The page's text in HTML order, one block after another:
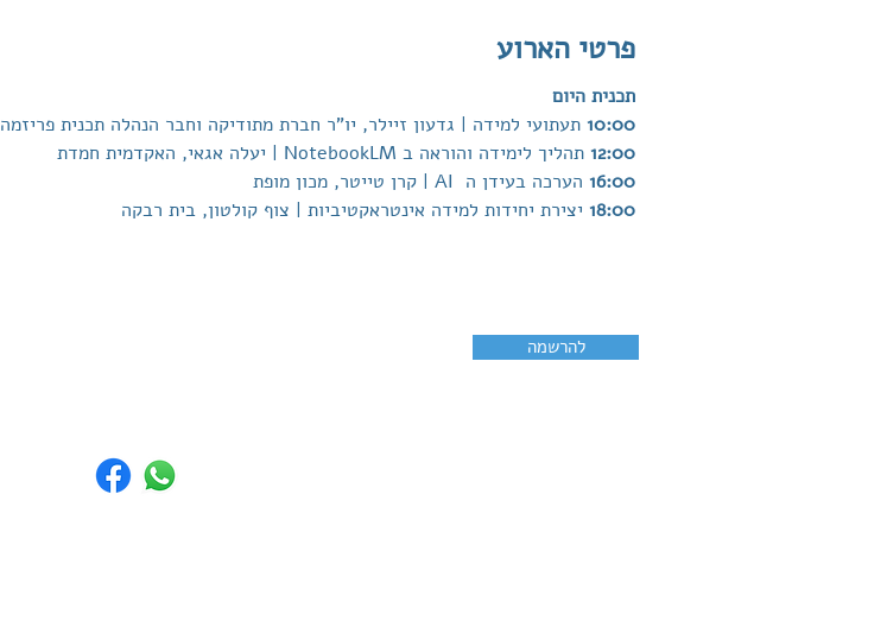
פרטי הארוע
תכנית היום
10:00 תעתועי למידה | גדעון זיילר, יו"ר חברת מתודיקה וחבר הנהלה תכנית פריזמה
12:00 תהליך לימידה והוראה ב NotebookLM | יעלה אגאי, האקדמית חמדת
16:00 הערכה בעידן ה  AI | קרן טייטר, מכון מופת
18:00 יצירת יחידות למידה אינטראקטיביות | צוף קולטון, בית רבקה
להרשמה